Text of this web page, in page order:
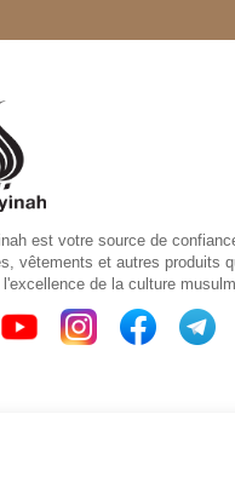
est votre source de
vêtements et autres produits
l'excellence de la culture